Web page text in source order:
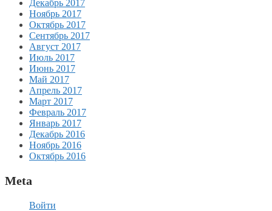
Декабрь 2017
Ноябрь 2017
Октябрь 2017
Сентябрь 2017
Август 2017
Июль 2017
Июнь 2017
Май 2017
Апрель 2017
Март 2017
Февраль 2017
Январь 2017
Декабрь 2016
Ноябрь 2016
Октябрь 2016
Meta
Войти